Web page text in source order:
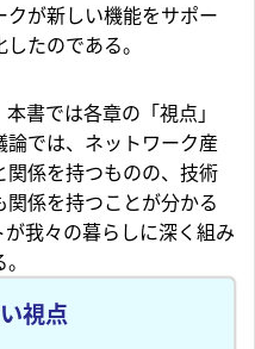
クが新しい機能をサポー
たのである。
書では各章の「視点」
論では、ネットワーク産
関係を持つものの、技術
関係を持つことが分かる
我々の暮らしに深く組み
視点